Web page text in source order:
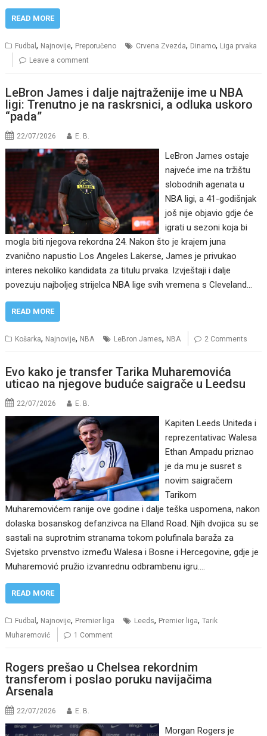
READ MORE
Fudbal, Najnovije, Preporučeno Crvena Zvezda, Dinamo, Liga prvaka
Leave a comment
LeBron James i dalje najtraženije ime u NBA
ligi: Trenutno je na raskrsnici, a odluka uskoro
“pada”
22/07/2026 E. B.
LeBron James ostaje
najveće ime na tržištu
slobodnih agenata u
NBA ligi, a 41-godišnjak
još nije objavio gdje će
igrati u sezoni koja bi
mogla biti njegova rekordna 24. Nakon što je krajem juna
zvanično napustio Los Angeles Lakerse, James je privukao
interes nekoliko kandidata za titulu prvaka. Izvještaji i dalje
povezuju najboljeg strijelca NBA lige svih vremena s Cleveland…
READ MORE
Košarka, Najnovije, NBA LeBron James, NBA 2 Comments
Evo kako je transfer Tarika Muharemovića
uticao na njegove buduće saigrače u Leedsu
22/07/2026 E. B.
Kapiten Leeds Uniteda i
reprezentativac Walesa
Ethan Ampadu priznao
je da mu je susret s
novim saigračem
Tarikom
Muharemovićem ranije ove godine i dalje teška uspomena, nakon
dolaska bosanskog defanzivca na Elland Road. Njih dvojica su se
sastali na suprotnim stranama tokom polufinala baraža za
Svjetsko prvenstvo između Walesa i Bosne i Hercegovine, gdje je
Muharemović pružio izvanrednu odbrambenu igru.…
READ MORE
Fudbal, Najnovije, Premier liga Leeds, Premier liga,Tarik
Muharemović
1 Comment
Rogers prešao u Chelsea rekordnim
transferom i poslao poruku navijačima
Arsenala
22/07/2026 E. B.
Morgan Rogers je